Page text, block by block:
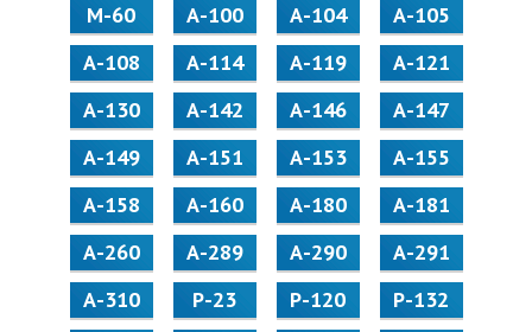
M-60
А-100 А-104
А-105
А-108
А-114 А-119
А-121
А-130
А-142 А-146
А-147
А-149
А-151 А-153
А-155
А-158
А-160 А-180
А-181
А-260
А-289 А-290
А-291
А-310
Р-23 Р-120
Р-132